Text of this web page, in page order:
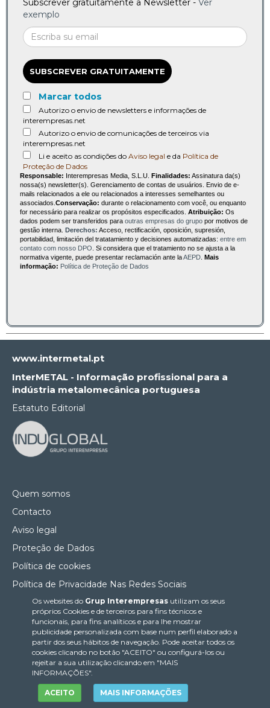
Os websites do Grup Interempresasutilizam os seus
próprios Cookies e de terceiros para fins técnicos e
funcionais, para fins analíticos e para lhe mostrar
publicidade personalizada com base num perfil elaborado a
partir dos seus hábitos de navegação. Pode aceitar todos os
cookies clicando no botão "ACEITO" ou configurá-los ou
rejeitar a sua utilização clicando em "MAIS
INFORMAÇÕES".
ACEITO MAIS INFORMAÇÕES
Subscrever gratuitamente a Newsletter - Ver
exemplo
SUBSCREVER GRATUITAMENTE
Marcar todos
Autorizo o envio de newsletters e informações de
interempresas.net
Autorizo o envio de comunicações de terceiros via
interempresas.net
Li e aceito as condições do Aviso legal e da Política de
Proteção de Dados
Responsable: Interempresas Media, S.L.U. Finalidades: Assinatura da(s)
nossa(s) newsletter(s). Gerenciamento de contas de usuários. Envio de e-
mails relacionados a ele ou relacionados a interesses semelhantes ou
associados. Conservação: durante o relacionamento com você, ou enquanto
for necessário para realizar os propósitos especificados. Atribuição: Os
dados podem ser transferidos para outras empresas do grupo por motivos de
gestão interna.
Derechos: Acceso, rectificación, oposición, supresión,
portabilidad, limitación del tratatamiento y decisiones automatizadas: entre em
contato com nosso DPO . Si considera que el tratamiento no se ajusta a la
normativa vigente, puede presentar reclamación ante laAEPD
Mais
informação: Política de Proteção de Dados
www.intermetal.pt
InterMETAL - Informação profissional para a
indústria metalomecânica portuguesa
Estatuto Editorial
Quem somos
Contacto
Aviso legal
Proteção de Dados
Política de cookies
Política de Privacidade Nas Redes Sociais
Canal de denúncias
Colaborações editoriais